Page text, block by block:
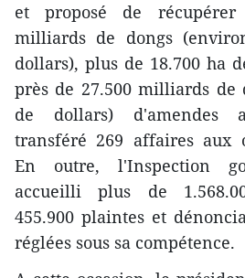
et proposé de
milliards de dongs
dollars), plus de 18.700 ha
près de 27.500 milliards
de dollars) d'amendes
transféré 269 affaires aux
En outre, l'Inspection
accueilli plus de
455.900 plaintes et
réglées sous sa compétence.